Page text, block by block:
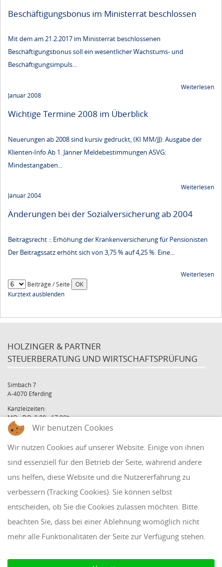
Beschäftigungsbonus im Ministerrat beschlossen
Mit dem am 21.2.2017 im Ministerrat beschlossenen
Beschäftigungsbonus soll ein wesentlicher Wachstums- und
Beschäftigungsimpuls...
Weiterlesen
Januar 2008
Wichtige Termine 2008 im Überblick
Neuerungen ab 2008 sind kursiv gedruckt, (KI MM/JJ): Ausgabe der
Klienten-Info Ab 1. Jänner Meldebestimmungen ASVG:
Mindestangaben...
Weiterlesen
Januar 2004
Änderungen bei der Sozialversicherung ab 2004
Beitragsrecht :: Erhöhung der Krankenversicherung für Pensionisten
Der Beitragssatz erhöht sich von 3,75 % auf 4,25 %. Eine...
Weiterlesen
Beiträge / Seite
Kurztext ausblenden
HOLZINGER & PARTNER
STEUERBERATUNG UND WIRTSCHAFTSPRÜFUNG
Simbach 7
A-4070 Eferding
Kanzleizeiten:
MO - DO: 8:00 - 17:00h
FR: 8:00 - 12:00h
Tel: +43 7272 39 79 - 0
Fax: +43 7272 39 79 - 9
QUICKLINKS
Klientenbereich
Disclaimer
AAB 2018
Wir benutzen Cookies
Wir nutzen Cookies auf unserer Website. Einige von ihnen
sind essenziell für den Betrieb der Seite, während andere
uns helfen, diese Website und die Nutzererfahrung zu
verbessern (Tracking Cookies). Sie können selbst
entscheiden, ob Sie die Cookies zulassen möchten. Bitte
beachten Sie, dass bei einer Ablehnung womöglich nicht
mehr alle Funktionalitäten der Seite zur Verfügung stehen.